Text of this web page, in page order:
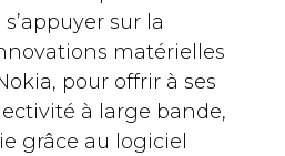
sur la
matérielles
pour offrir à ses
à large bande,
grâce au logiciel